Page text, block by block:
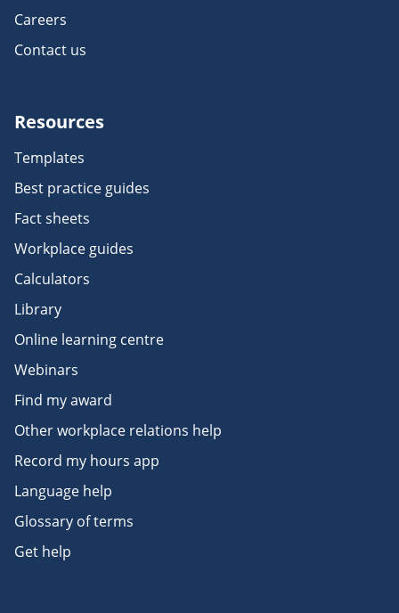
Careers
Contact us
Resources
Templates
Best practice guides
Fact sheets
Workplace guides
Calculators
Library
Online learning centre
Webinars
Find my award
Other workplace relations help
Record my hours app
Language help
Glossary of terms
Get help